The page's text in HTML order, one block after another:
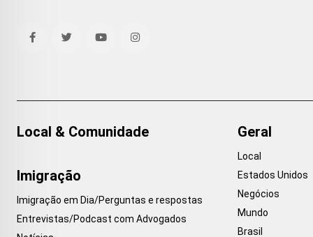
Local & Comunidade
Imigração
Imigração em Dia/Perguntas e respostas
Entrevistas/Podcast com Advogados
Geral
Local
Estados Unidos
Negócios
Mundo
Brasil